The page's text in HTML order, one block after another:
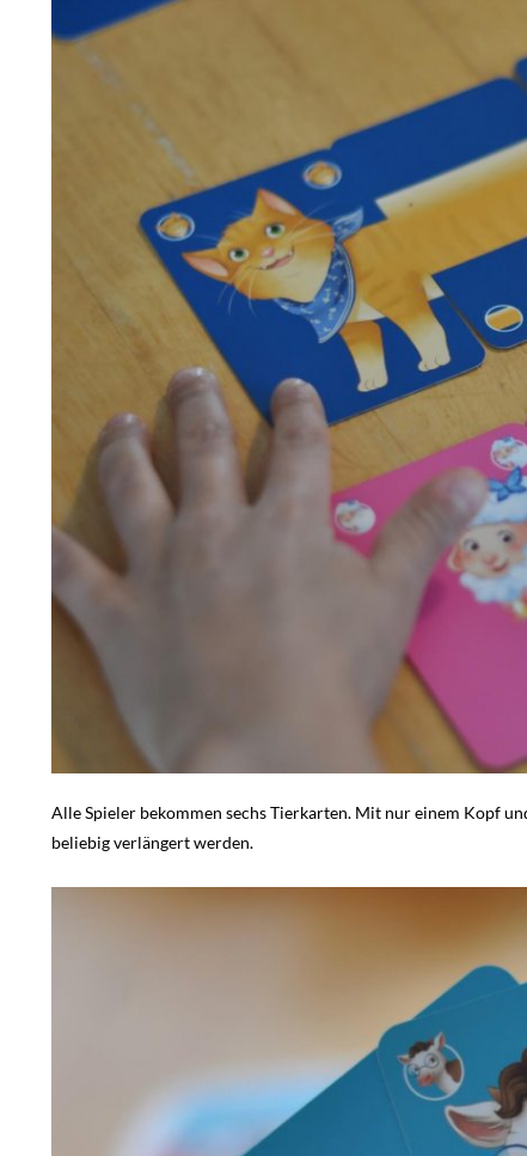
Alle Spieler bekommen sechs Tierkarten. Mit nur einem Kopf
beliebig verlängert werden.